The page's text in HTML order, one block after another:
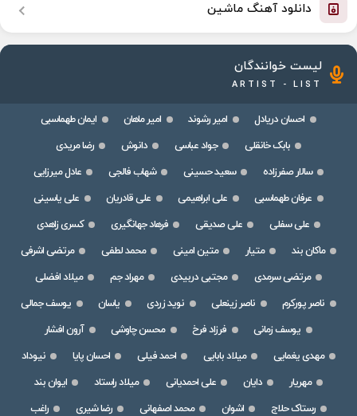
دانلود آهنگ ماشین
لیست خوانندگان
ARTIST - LIST
احسان دریادل امیر رشوند امیر ماهان
ایمان طهماسبی
بابک خانقلی
جواد عباسی دانوش
رضا مریدی
سالار صفرزاده
سعید حسینی شهاب فالجی
عادل میرزایی
عرفان طهماسبی
علی ابراهیمی علی قادریان
علی یاسینی
علی سفلی
علی صدیقی فرهاد جهانگیری
کسری زاهدی
ماکان بند
متیار متین امینی محمد لطفی
مرتضی اشرفی
مرتضی سرمدی
مجتبی دربیدی مهراد جم
میلاد افضلی
ناصر پورکرم
ناصر زینعلی نوید زردی یاسان
یوسف جمالی
یوسف زمانی
فرزاد فرخ محسن چاوشی
آرون افشار
مهدی یغمایی
میلاد بابایی احمد فیلی احسان پایا
نیوداد
مهریار
دایان علی احمدیانی میلاد راستاد
ایوان بند
رستاک حلاج
اشوان محمد اصفهانی رضا شیری
راغب